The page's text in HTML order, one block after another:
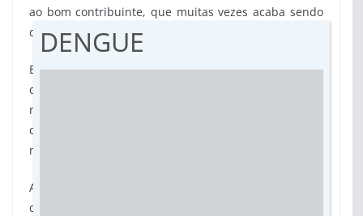
ao bom contribuinte, que muitas vezes acaba sendo
desfavorecido em todo esse contexto.
Em um momento de transição para um novo modelo
de arrecadação previsto na Reforma Tributária, a
regulamentação da figura do devedor contumaz
contribui para consolidar um ambiente econômico
mais previsível e transparente.
A Lei nº 6.440/2025 já está em vigor e poderá ser
complementada por normas infralegais, a serem
DENGUE